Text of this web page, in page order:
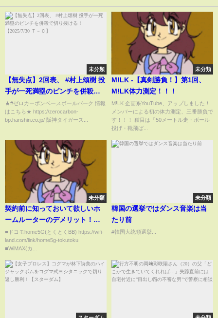
未分類
【無失点】2回表、 #村上頌樹 投
手が一死満塁のピンチを併殺で
切り抜ける！【2025/7/30 Ｔ－
Ｃ】
★#ゼロカーボンベースボールパーク 情報
はこちら★ https://zerocarbon-
bp.hanshin.co.jp/ 阪神タイガース...
未分類
M!LK -【真剣勝負！】第1回、
M!LK体力測定！！！
M!LK 企画系YouTube、アップしました！
メンバーによる初の体力測定、三番勝負で
す！！！ 種目は「50メートル走・ボール
投げ・靴飛ば...
未分類
契約前に知っておいて欲しいホ
ームルーターのデメリット！ど
んな人におすすめ？
【WiMAX5G・home5G・
Softbank Air】
■ドコモhome5G(とくとくBB) https://wifi-
land.com/link/home5g-tokutoku
■WiMAX(カ...
未分類
韓国の選挙ではダンス音楽は当
たり前
#韓国大統領選挙...